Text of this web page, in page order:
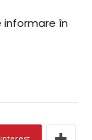
informare în